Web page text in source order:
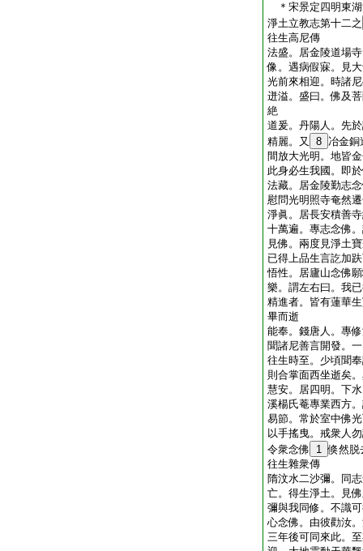
＊宋景定四明東
淨土立教志第十二之
往生高尼傳
法盛。居金陵道場
像。遇病假寐。見
光前來相迎。時諸
迸溢。盛曰。佛及
絶
道爰。丹陽人。先
精麗。又
8 冶金銅
間放大光明。地皆
此身必生我國。即
法藏。居金陵勤志
慰問光明照寺奄然
淨眞。居長安積善
十萬遍。專志念佛
見佛。兩度見淨土
已得上品生言訖加
悟性。居廬山念佛
樂。謂左右曰。我
精進者。皆有蓮華
畢而逝
能奉。錢唐人。專
聞諸尼善言開發。
往生時至。少頃聞
則合掌面西坐逝矣
慧安。居四明。下
溪楊氏菴專業西方
易節。常於室中佛
以手搖曳。戒衆人
令衆念佛
1 倏然脱
往生雜衆傳
隋汶水二沙彌。同
亡。得生淨土。見
彌與我同修。不識
心念佛。由彼勸汝
三年後可同來此。